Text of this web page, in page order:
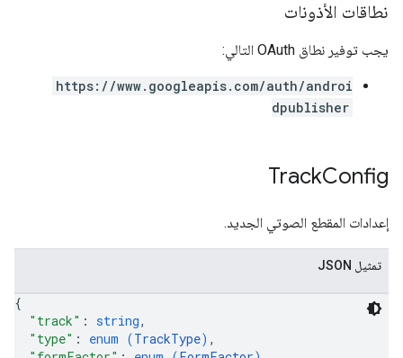
نطاقات الأذونات
يجب توفير نطاق OAuth التالي:
https://www.googleapis.com/auth/androi
dpublisher
TrackConfig
إعدادات المقطع الصوتي الجديد.
تمثيل JSON
{
"track" : string,
"type" : enum (TrackType) ,